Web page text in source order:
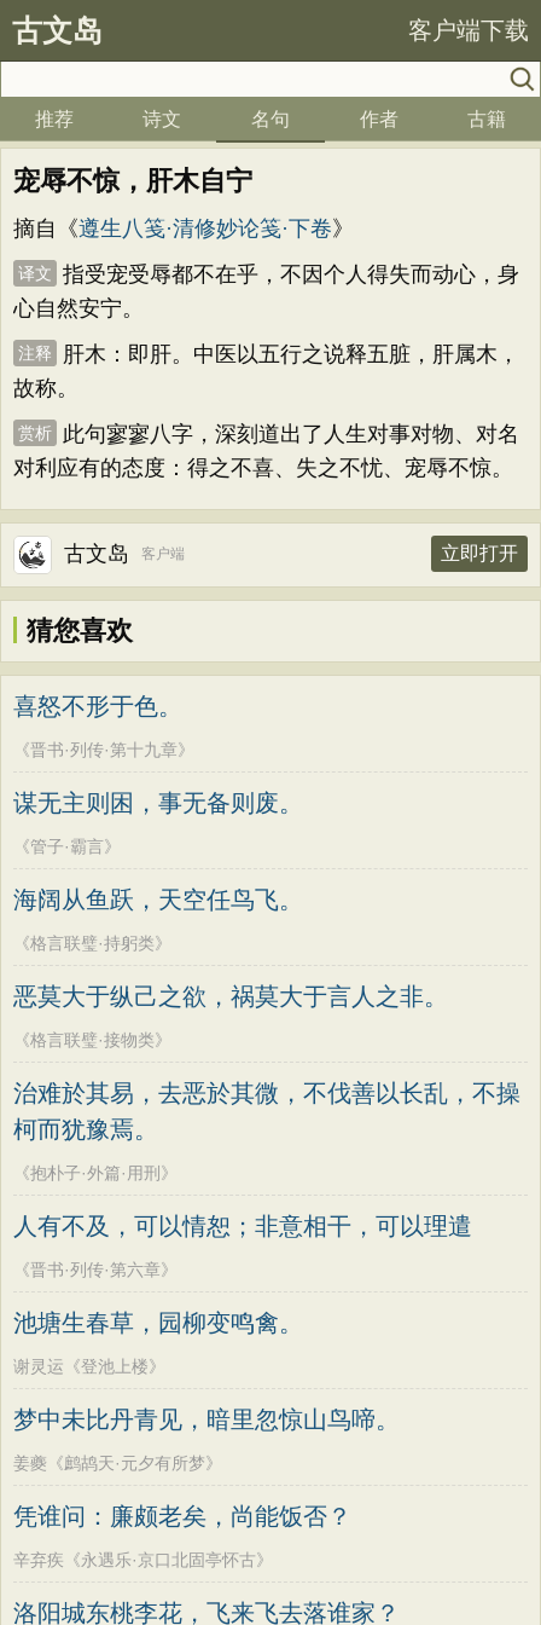
古文岛 客户端下载
推荐 诗文 名句 作者 古籍
宠辱不惊，肝木自宁
摘自《遵生八笺·清修妙论笺·下卷》
译文
指受宠受辱都不在乎，不因个人得失而动心，身
心自然安宁。
注释
肝木：即肝。中医以五行之说释五脏，肝属木，
故称。
赏析
此句寥寥八字，深刻道出了人生对事对物、对名
对利应有的态度：得之不喜、失之不忧、宠辱不惊。
古文岛 客户端 立即打开
猜您喜欢
喜怒不形于色。
《晋书·列传·第十九章》
谋无主则困，事无备则废。
《管子·霸言》
海阔从鱼跃，天空任鸟飞。
《格言联璧·持躬类》
恶莫大于纵己之欲，祸莫大于言人之非。
《格言联璧·接物类》
治难於其易，去恶於其微，不伐善以长乱，不操
柯而犹豫焉。
《抱朴子·外篇·用刑》
人有不及，可以情恕；非意相干，可以理遣
《晋书·列传·第六章》
池塘生春草，园柳变鸣禽。
谢灵运《登池上楼》
梦中未比丹青见，暗里忽惊山鸟啼。
姜夔《鹧鸪天·元夕有所梦》
凭谁问：廉颇老矣，尚能饭否？
辛弃疾《永遇乐·京口北固亭怀古》
洛阳城东桃李花，飞来飞去落谁家？